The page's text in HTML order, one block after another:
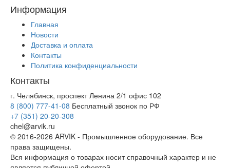
Информация
Главная
Новости
Доставка и оплата
Контакты
Политика конфиденциальности
Контакты
г. Челябинск, проспект Ленина 2/1 офис 102
8 (800) 777-41-08 Бесплатный звонок по РФ
+7 (351) 20-20-308
chel@arvik.ru
© 2016-2026 ARVIK - Промышленное оборудование. Все
права защищены.
Вся информация о товарах носит справочный характер и не